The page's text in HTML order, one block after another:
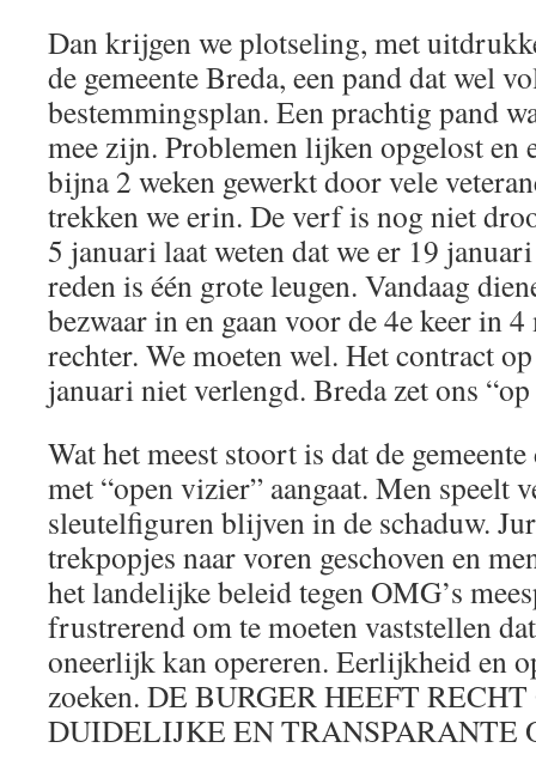
Dan krijgen we plotseling, met
de gemeente Breda, een pand dat wel
bestemmingsplan. Een prachtig pand
mee zijn. Problemen lijken opgelost en
bijna 2 weken gewerkt door vele
trekken we erin. De verf is nog niet
5 januari laat weten dat we er 19
reden is één grote leugen. Vandaag
bezwaar in en gaan voor de 4e keer in 4
rechter. We moeten wel. Het contract
januari niet verlengd. Breda zet ons “op
Wat het meest stoort is dat de
met “open vizier” aangaat. Men speelt
sleutelfiguren blijven in de schaduw.
trekpopjes naar voren geschoven en
het landelijke beleid tegen OMG’s
frustrerend om te moeten vaststellen
oneerlijk kan opereren. Eerlijkheid en
zoeken. DE BURGER HEEFT RECHT
DUIDELIJKE EN TRANSPARANTE